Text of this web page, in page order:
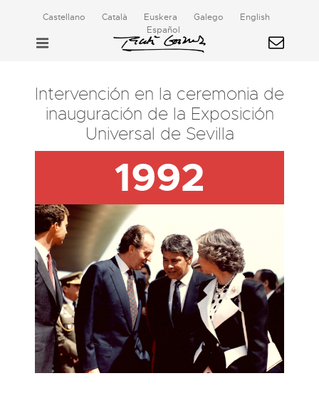
Castellano Català Euskera Galego
English
Español
Intervención en la ceremonia de
inauguración de la Exposición
Universal de Sevilla
1992